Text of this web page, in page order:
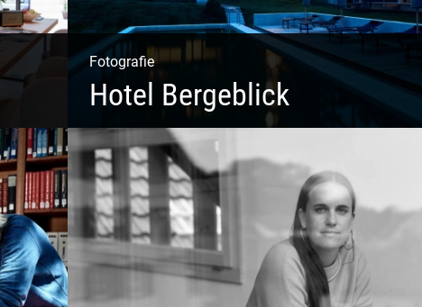
Fotografie
Hotel Bergeblick
Wunderbare Architektur, außergewöhnliches Design –
eine Oase der Ruhe und Entspannung. Ausgedehnte
Fotostrecke